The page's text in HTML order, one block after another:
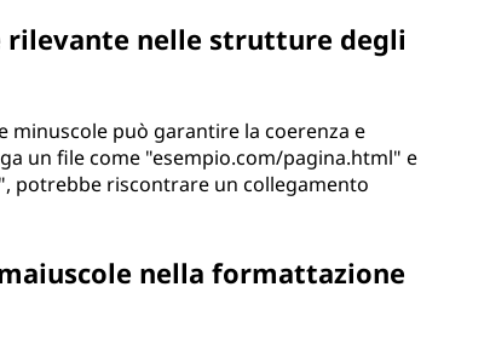
rilevante nelle strutture degli
minuscole può garantire la coerenza e
un file come "esempio.com/pagina.html" e
potrebbe riscontrare un collegamento
nella formattazione